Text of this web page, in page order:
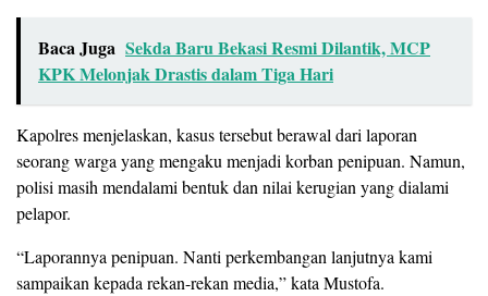
Baca Juga Sekda Baru Bekasi Resmi Dilantik, MCP
KPK Melonjak Drastis dalam Tiga Hari
Kapolres menjelaskan, kasus tersebut berawal dari laporan
seorang warga yang mengaku menjadi korban penipuan. Namun,
polisi masih mendalami bentuk dan nilai kerugian yang dialami
pelapor.
“Laporannya penipuan. Nanti perkembangan lanjutnya kami
sampaikan kepada rekan-rekan media,” kata Mustofa.